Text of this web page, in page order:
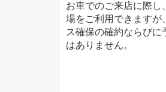
お車でのご来店に際し
場をご利用できますが
ス確保の確約ならび
はありません。